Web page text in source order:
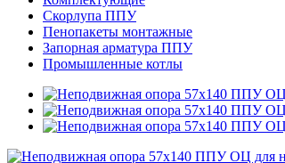
Скорлупа ППУ
Пенопакеты монтажные
Запорная арматура ППУ
Промышленные котлы